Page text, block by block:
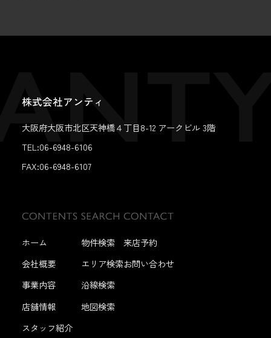
株式会社アンティ
大阪府大阪市北区天神橋４丁目8-12 アークビル 3階
TEL:06-6948-6106
FAX:06-6948-6107
ホーム
会社概要
事業内容
店舗情報
スタッフ紹介
物件検索
エリア検索
沿線検索
地図検索
来店予約
お問い合わせ